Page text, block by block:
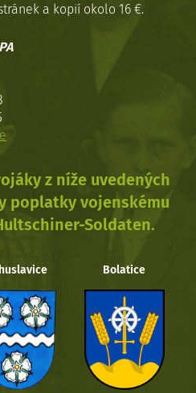
a kopií okolo 16 €.
z níže uvedených
poplatky vojenskému
Soldaten.
Bolatice